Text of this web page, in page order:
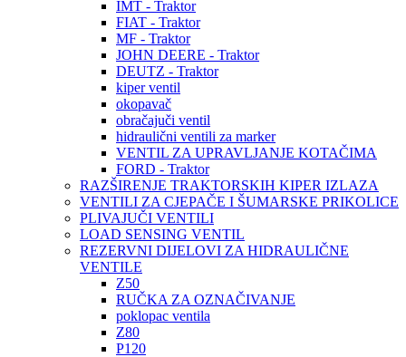
IMT - Traktor
FIAT - Traktor
MF - Traktor
JOHN DEERE - Traktor
DEUTZ - Traktor
kiper ventil
okopavač
obračajuči ventil
hidraulični ventili za marker
VENTIL ZA UPRAVLJANJE KOTAČIMA
FORD - Traktor
RAZŠIRENJE TRAKTORSKIH KIPER IZLAZA
VENTILI ZA CJEPAČE I ŠUMARSKE PRIKOLICE
PLIVAJUČI VENTILI
LOAD SENSING VENTIL
REZERVNI DIJELOVI ZA HIDRAULIČNE
VENTILE
Z50
RUČKA ZA OZNAČIVANJE
poklopac ventila
Z80
P120